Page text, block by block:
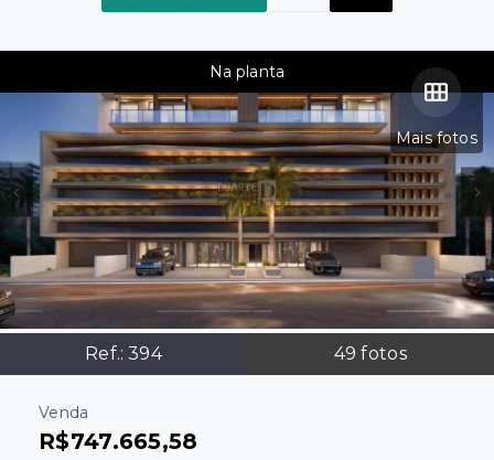
Mais fotos
Ref.:394 49 fotos
Na planta
Venda
R$747.665,58